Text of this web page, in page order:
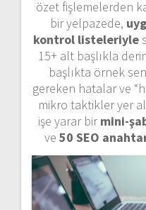
özet fişlemelerden
bir yelpazede,
kontrol listeleriyle
15+ alt başlıkla
başlıkta örnek
gereken hatalar ve
mikro taktikler yer
işe yarar birmini-
ve 50 SEO